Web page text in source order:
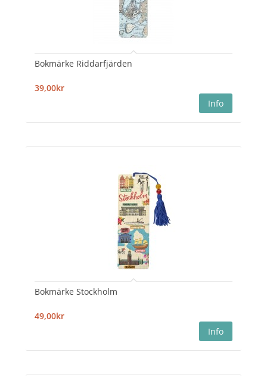
Bokmärke Riddarfjärden
39,00kr
Bokmärke Stockholm
49,00kr